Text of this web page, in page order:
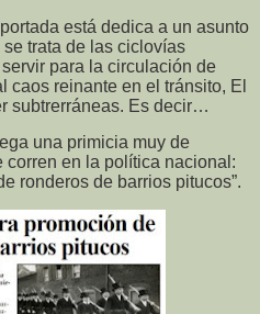
está dedica a un asunto
trata de las ciclovías
para la circulación de
caos reinante en el tránsito, El
subtrerráneas. Es decir…
una primicia muy de
en la política nacional:
ronderos de barrios pitucos”.